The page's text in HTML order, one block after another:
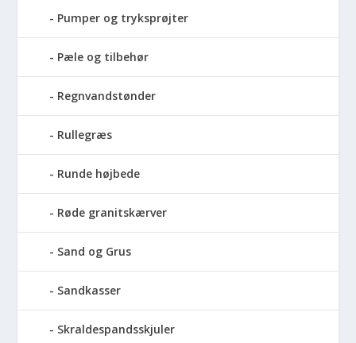
Pumper og tryksprøjter
Pæle og tilbehør
Regnvandstønder
Rullegræs
Runde højbede
Røde granitskærver
Sand og Grus
Sandkasser
Skraldespandsskjuler